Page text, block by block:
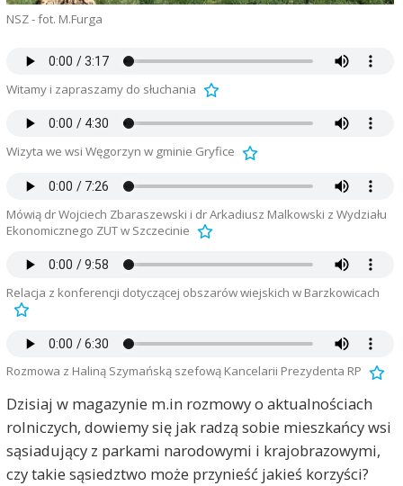
NSZ - fot. M.Furga
Witamy i zapraszamy do słuchania
Wizyta we wsi Węgorzyn w gminie Gryfice
Mówią dr Wojciech Zbaraszewski i dr Arkadiusz Malkowski z Wydziału
Ekonomicznego ZUT w Szczecinie
Relacja z konferencji dotyczącej obszarów wiejskich w Barzkowicach
Rozmowa z Haliną Szymańską szefową Kancelarii Prezydenta RP
Dzisiaj w magazynie m.in rozmowy o aktualnościach
rolniczych, dowiemy się jak radzą sobie mieszkańcy wsi
sąsiadujący z parkami narodowymi i krajobrazowymi,
czy takie sąsiedztwo może przynieść jakieś korzyści?